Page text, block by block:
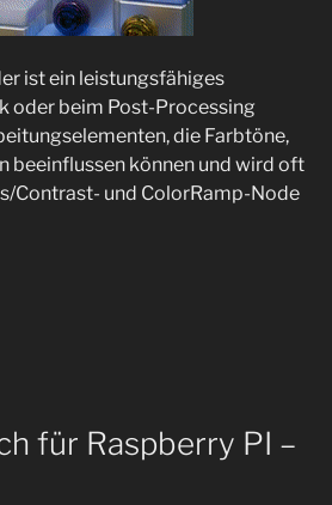
ist ein leistungsfähiges
oder beim Post-Processing
die Farbtöne,
beeinflussen können und wird oft
Contrast- und ColorRamp-Node
für Raspberry PI –